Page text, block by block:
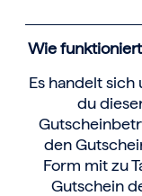
Wie
Es handelt
du
den
Form mit zu
Gutschein